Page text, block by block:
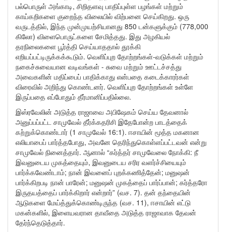
பல்பொருள் அங்காடி, சிறிதளவு பாதிப்புள்ள பழங்கள் மற்றும்
காய்கறிகளை குறைந்த விலையில் விற்பனை செய்கிறது. ஒரு
வருடத்தில், இந்த முன்முயற்சியானது 850 டன்களுக்கும் (778,000
கிலோ) விளைபொருட்களை சேமித்தது. இது அழகியல்
தரநிலைகளை பூர்த்தி செய்யாததால் தூக்கி
எறியப்பட்டிருக்கக்கூடும். வெளிப்புற தோற்றங்கள்-வடுக்கள் மற்றும்
நகைச்சுவையான வடிவங்கள் - சுவை மற்றும் ஊட்டச்சத்து
அவைகளின் மதிப்பைப் பாதிக்காது என்பதை கடைக்காரர்கள்
விரைவில் அறிந்து கொண்டனர். வெளிப்புற தோற்றங்கள் உள்ளே
இருப்பதை எப்போதும் தீர்மானிப்பதில்லை.
இஸ்ரவேலின் அடுத்த ராஜாவை அபிஷேகம் செய்ய தேவனால்
அனுப்பப்பட்ட சாமுவேல் தீர்க்கதரிசி இதேபோன்ற பாடத்தைக்
கற்றுக்கொண்டார் (1 சாமுவேல் 16:1). ஈசாயின் மூத்த மகனான
எலியாபைப் பார்த்தபோது, அவனே தெரிந்துகொள்ளப்பட்டவன் என்று
சாமுவேல் நினைத்தார். ஆனால் “கர்த்தர் சாமுவேலை நோக்கி: நீ
இவனுடைய முகத்தையும், இவனுடைய சரிர வளர்ச்சியையும்
பார்க்கவேண்டாம்; நான் இவனைப் புறக்கணித்தேன்; மனுஷன்
பார்க்கிறபடி நான் பாரேன்; மனுஷன் முகத்தைப் பார்ப்பான்; கர்த்தரோ
இருதயத்தைப் பார்க்கிறார் என்றார்” (வச. 7). தன் தந்தையின்
ஆடுகளை மேய்த்துக்கொண்டிருந்த (வச. 11), ஈசாயின் எட்டு
மகன்களில், இளையவரான தாவீதை அடுத்த ராஜாவாக தேவன்
தேர்ந்தெடுத்தார்.